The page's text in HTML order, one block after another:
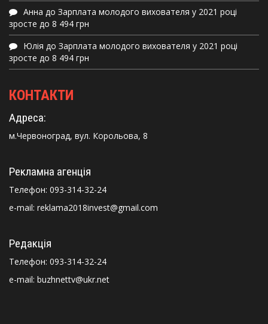
Анна до Зарплата молодого вихователя у 2021 році
зросте до 8 494 грн
Юлія до Зарплата молодого вихователя у 2021 році
зросте до 8 494 грн
КОНТАКТИ
Адреса:
м.Червоноград, вул. Корольова, 8
Рекламна агенція
Телефон: 093-314-32-24
e-mail: reklama2018invest@gmail.com
Редакція
Телефон: 093-314-32-24
e-mail: buzhnettv@ukr.net